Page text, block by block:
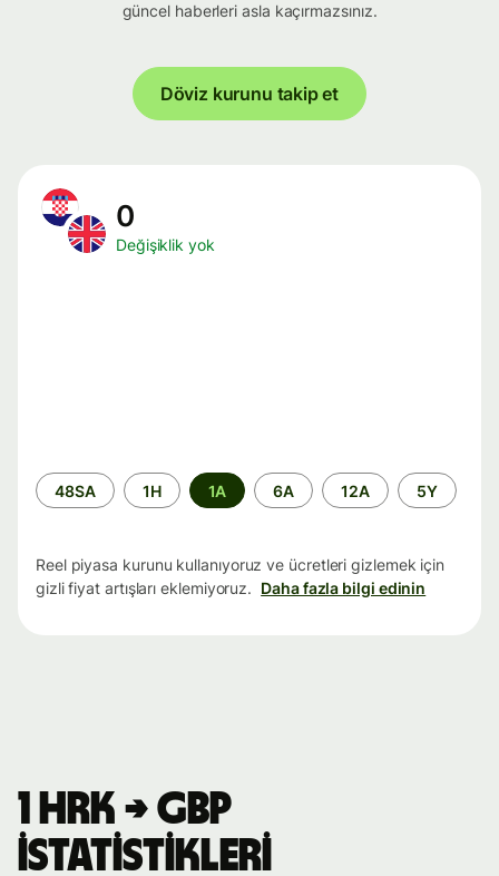
güncel haberleri asla kaçırmazsınız.
Döviz kurunu takip et
0
Değişiklik yok
Zaman
aralığı
48SA 1H 1A 6A 12A 5Y
Reel piyasa kurunu kullanıyoruz ve ücretleri gizlemek için
gizli fiyat artışları eklemiyoruz. Daha fazla bilgi edinin
1 HRK → GBP
istatistikleri